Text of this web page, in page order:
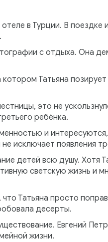
в Турции. В
с отдыха. Она
Татьяна
это не
ребёнка.
и
исключает появления
детей всю душу. Хотя
светскую жизнь и
Татьяна просто
десерты.
Евгений
жизни.